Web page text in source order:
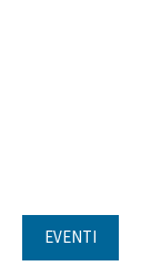
EVENTI